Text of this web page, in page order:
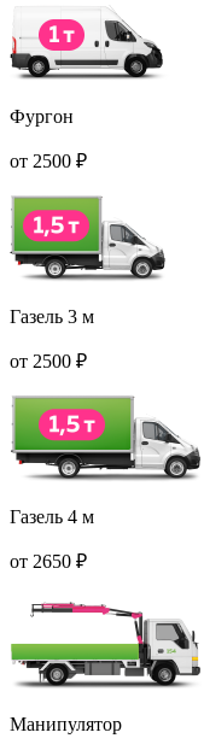
Фургон
от 2500 ₽
Газель 3 м
от 2500 ₽
Газель 4 м
от 2650 ₽
Манипулятор